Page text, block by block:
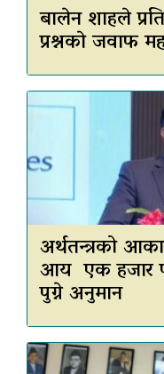
बालेन शाहले
प्रश्नकाे जवाफ
अर्थतन्त्रको
आय एक हजार
पुग्ने अनुमान